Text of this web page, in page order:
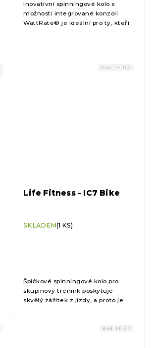
Inovativní spinningové kolo s
možnosti integrované konzoli
WattRate® je ideální pro ty, kteří
Life Fitness - IC7 Bike
SKLADEM(1 KS)
Špičkové spinningové kolo pro
skupinový trénink poskytuje
skvělý zážitek z jízdy, a proto je
Kód: LF-IC7
Kód: LF-G7